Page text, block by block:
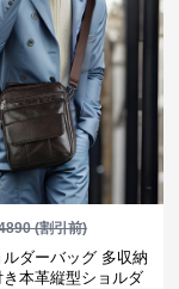
(割引前)
ルダーバッグ 多収納
本革縦型ショルダ